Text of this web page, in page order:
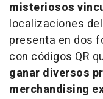
misteriosos
localizaciones
presenta en dos
con códigos QR
ganar diversos
merchandising